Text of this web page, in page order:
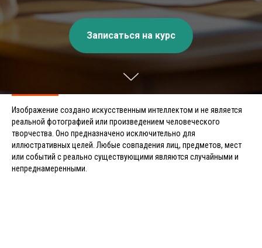
Записаться на курс
Изображение создано искусственным интеллектом и не является
реальной фотографией или произведением человеческого
творчества. Оно предназначено исключительно для
иллюстративных целей. Любые совпадения лиц, предметов, мест
или событий с реально существующими являются случайными и
непреднамеренными.